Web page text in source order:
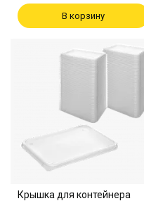
В корзину
Крышка для контейнера